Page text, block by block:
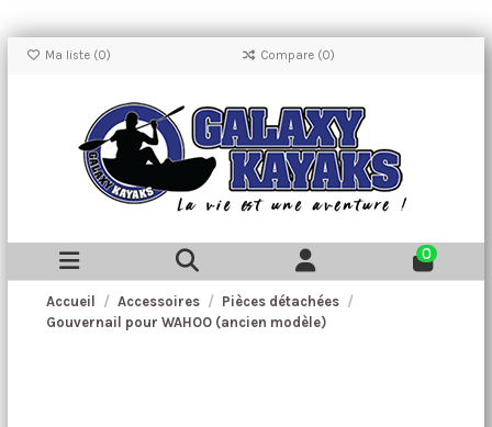
Ma liste (0) Compare (0)
0
Accueil Accessoires
Pièces détachées
Gouvernail pour WAHOO (ancien modèle)